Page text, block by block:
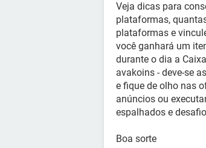
Veja dicas para
plataformas,
plataformas e
você ganhará um
durante o dia a
avakoins - deve-se
e fique de olho nas
anúncios ou
espalhados e
Boa sorte